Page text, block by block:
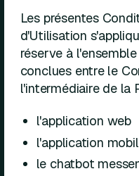
Les présentes
d'Utilisation
réserve à
conclues entre le
l'intermédiaire de la
l'application web
l'application
le chatbot